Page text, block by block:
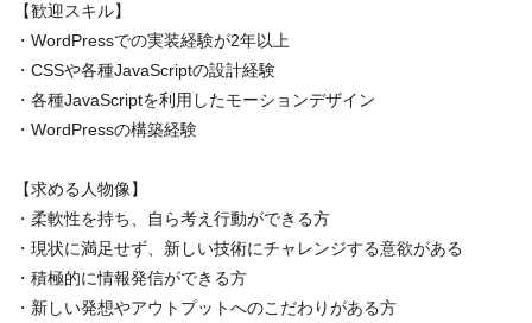
【歓迎スキル】
・WordPressでの実装経験が2年以上
・CSSや各種JavaScriptの設計経験
・各種JavaScriptを利用したモーションデザイン
・WordPressの構築経験
【求める人物像】
・柔軟性を持ち、自ら考え行動ができる方
・現状に満足せず、新しい技術にチャレンジする意欲がある
・積極的に情報発信ができる方
・新しい発想やアウトプットへのこだわりがある方